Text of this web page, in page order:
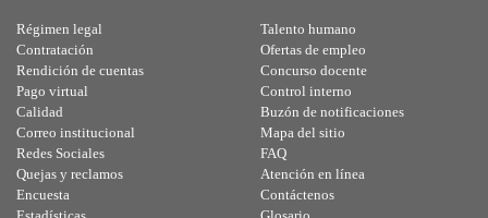
Régimen legal
Contratación
Rendición de cuentas
Pago virtual
Calidad
Talento humano
Ofertas de empleo
Concurso docente
Control interno
Buzón de notificaciones
Correo institucional
Redes Sociales
Quejas y reclamos
Encuesta
Mapa del sitio
FAQ
Atención en línea
Contáctenos